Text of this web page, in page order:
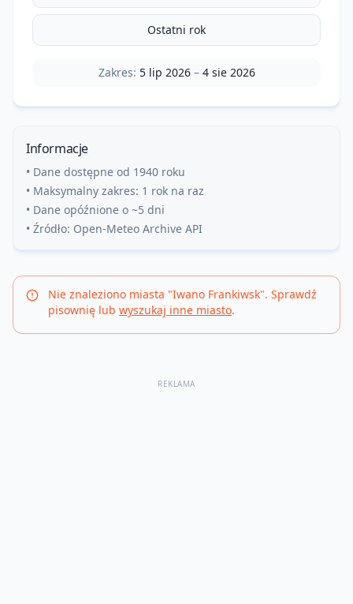
Ostatni rok
Zakres: 5 lip 2026– 4 sie 2026
Informacje
• Dane dostępne od 1940 roku
• Maksymalny zakres: 1 rok na raz
• Dane opóźnione o ~5 dni
• Źródło: Open-Meteo Archive API
Nie znaleziono miasta "Iwano Frankiwsk". Sprawdź
pisownię lub wyszukaj inne miasto.
REKLAMA